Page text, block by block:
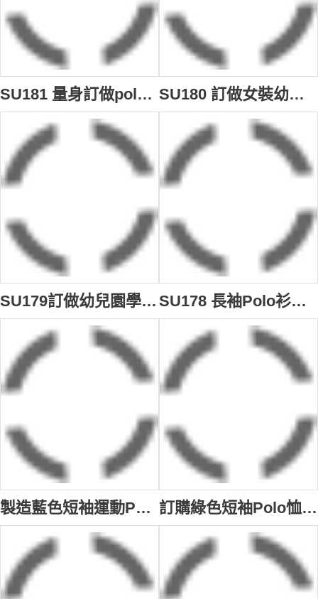
SU181 量身訂做polo校服 訂購學校制服 自製制服中心 學校制服專門店HK SU180 訂做女裝幼兒園制服 訂購團體學校制服中心 訂做套裝校服供應商HK
SU179訂做幼兒園學校制服 訂購學校制服中心 訂製學生套裝制服 學校制服專門店HK SU178 長袖Polo衫供應訂購 校服Logo繡花Polo衫 運動款式Polo衫 Polo衫香港公司
製造藍色短袖運動Polo恤 繡花運動POLO恤 來樣訂製 校服運動POLO恤 中小學生校服 校服專門店 扁機 織名 英文 SU177 訂購綠色短袖Polo恤 撞色衫側 中小學生校服 設計訂造 POLO款運動校服 校服專門店 校服公司 澳洲 SU176